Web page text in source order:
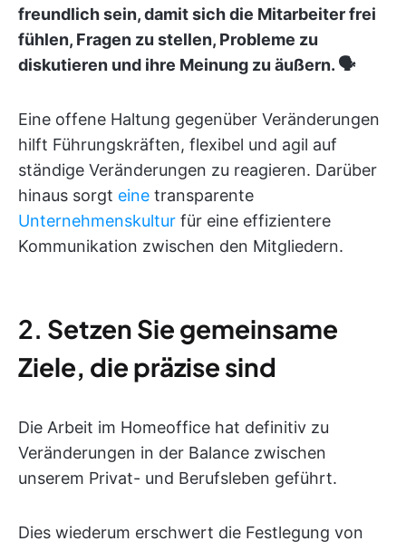
freundlich sein, damit sich die Mitarbeiter frei
fühlen, Fragen zu stellen, Probleme zu
diskutieren und ihre Meinung zu äußern. 🗣️
Eine offene Haltung gegenüber Veränderungen
hilft Führungskräften, flexibel und agil auf
ständige Veränderungen zu reagieren. Darüber
hinaus sorgt eine transparente
Unternehmenskultur für eine effizientere
Kommunikation zwischen den Mitgliedern.
2. Setzen Sie gemeinsame
Ziele, die präzise sind
Die Arbeit im Homeoffice hat definitiv zu
Veränderungen in der Balance zwischen
unserem Privat- und Berufsleben geführt.
Dies wiederum erschwert die Festlegung von